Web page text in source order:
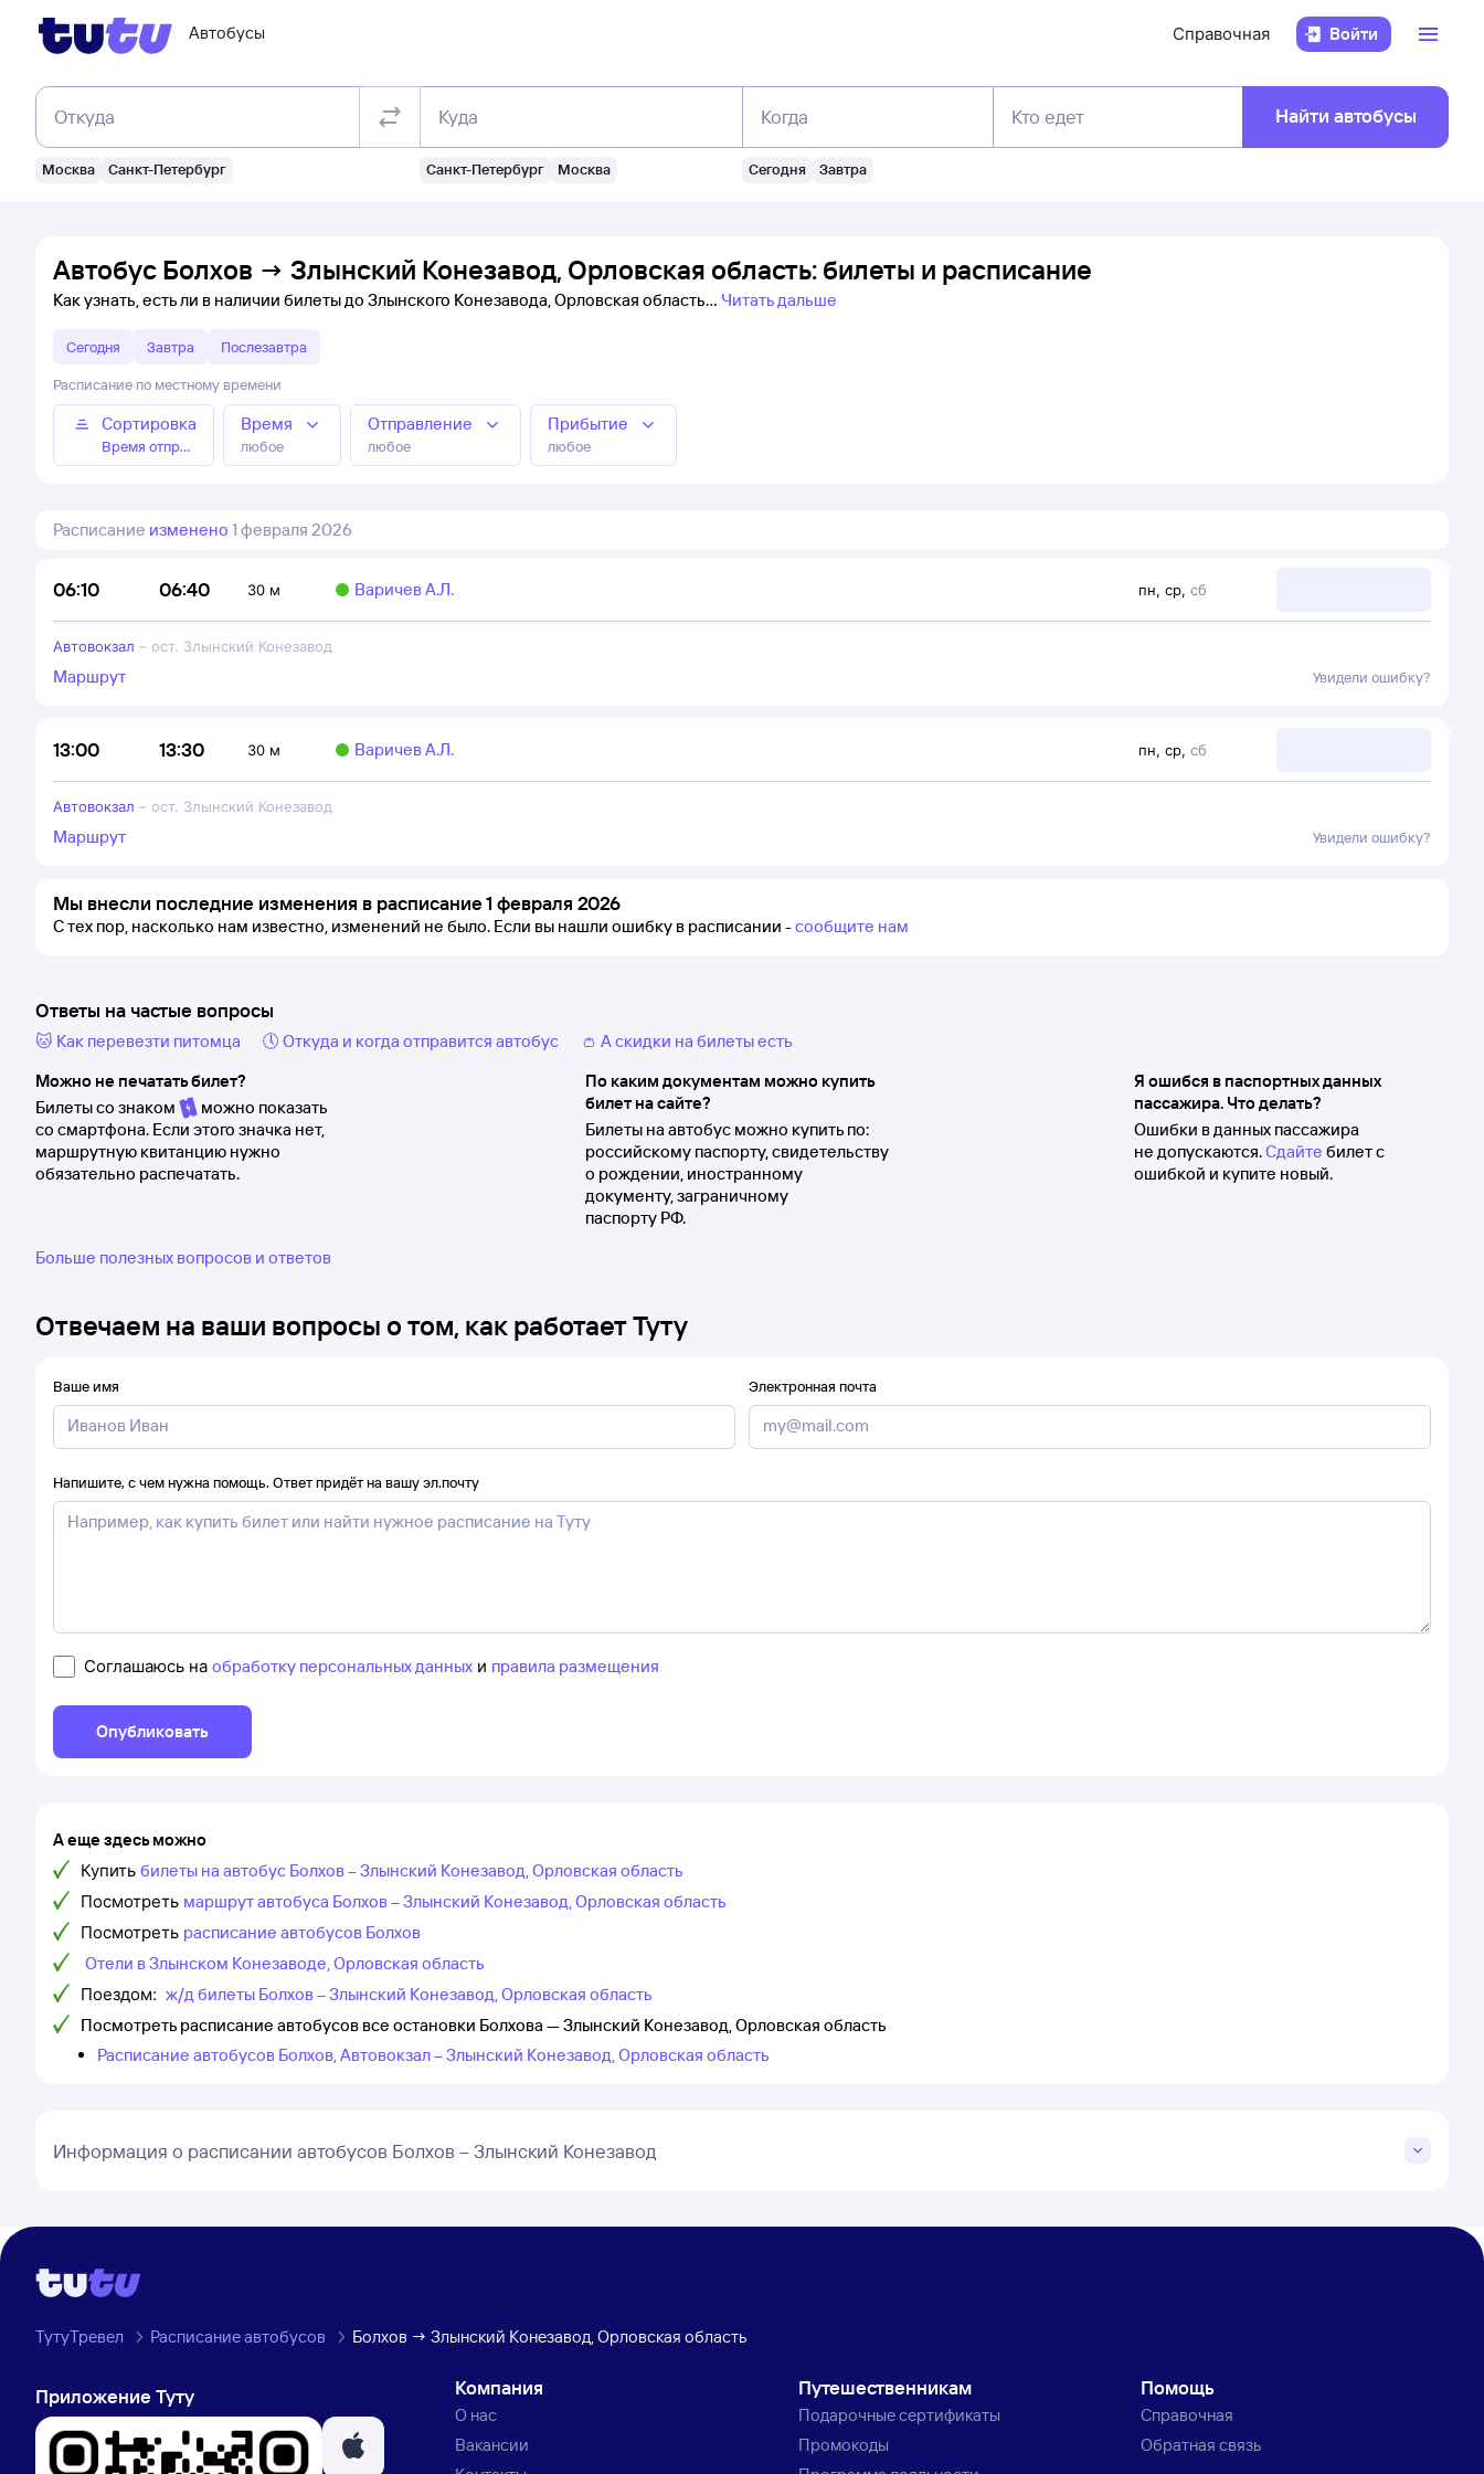
Автобусы Справочная Войти
Откуда
Москва Санкт-Петербург
Куда
Санкт-Петербург Москва
Когда
Сегодня Завтра
Кто едет Найти автобусы
Автобус Болхов → Злынский Конезавод, Орловская область: билеты и расписание
Как узнать, есть ли в наличии билеты до Злынского Конезавода, Орловская область Читать дальше
Сегодня Завтра Послезавтра
Расписание по местному времени
Сортировка
Время отправления
Время
любое
Отправление
любое
Прибытие
любое
Расписание изменено 1 февраля 2026
06:10 06:40 30 м Варичев А.Л. пн, ср, сб
Автовокзал – ост. Злынский Конезавод
Маршрут Увидели ошибку?
13:00 13:30 30 м Варичев А.Л. пн, ср, сб
Автовокзал – ост. Злынский Конезавод
Маршрут Увидели ошибку?
Мы внесли последние изменения в расписание 1 февраля 2026
С тех пор, насколько нам известно, изменений не было. Если вы нашли ошибку в расписании -сообщите нам
Ответы на частые вопросы
🐱 Как перевезти питомца 🕔 Откуда и когда отправится автобус
👛 А скидки на билеты есть
Можно не печатать билет?
Билеты со знаком
можно показать
со смартфона. Если этого значка нет,
маршрутную квитанцию нужно
обязательно распечатать.
По каким документам можно купить
билет на сайте?
Билеты на автобус можно купить по:
российскому паспорту, свидетельству
о рождении, иностранному
документу, заграничному
паспорту РФ.
Я ошибся в паспортных данных
пассажира. Что делать?
Ошибки в данных пассажира
не допускаются.Сдайте билет с
ошибкой и купите новый.
Больше полезных вопросов и ответов
Отвечаем на ваши вопросы о том, как работает Туту
Ваше имя Электронная почта
Напишите, с чем нужна помощь. Ответ придёт на вашу эл.почту
Соглашаюсь на обработку персональных данных и правила размещения
Опубликовать
А еще здесь можно
Купить билеты на автобус Болхов – Злынский Конезавод, Орловская область
Посмотреть маршрут автобуса Болхов – Злынский Конезавод, Орловская область
Посмотреть расписание автобусов Болхов
Отели в Злынском Конезаводе, Орловская область
Поездом: ж/д билеты Болхов – Злынский Конезавод, Орловская область
Посмотреть расписание автобусов все остановки Болхова — Злынский Конезавод, Орловская область
Расписание автобусов Болхов, Автовокзал – Злынский Конезавод, Орловская область
Информация о расписании автобусов Болхов – Злынский Конезавод
ТутуТревел Расписание автобусов Болхов → Злынский Конезавод, Орловская область
Приложение Туту Компания
О нас
Вакансии
Путешественникам
Подарочные сертификаты
Промокоды
Помощь
Справочная
Обратная связь